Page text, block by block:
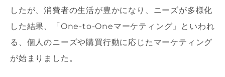
したが、消費者の生活が豊かになり、ニーズが多様化
した結果、「One-to-Oneマーケティング」といわれ
る、個人のニーズや購買行動に応じたマーケティング
が始まりました。